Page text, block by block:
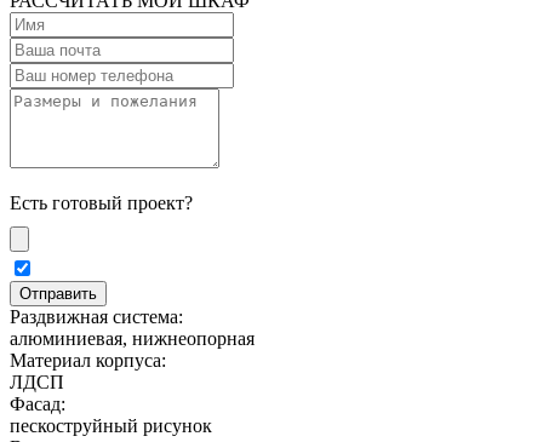
Есть готовый проект?
Раздвижная система:
алюминиевая, нижнеопорная
Материал корпуса:
ЛДСП
Фасад:
пескоструйный рисунок